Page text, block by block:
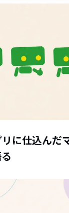
リに仕込んだ